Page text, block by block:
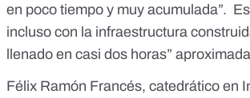
en poco tiempo y muy acumulada”.
incluso con la infraestructura
llenado en casi dos horas”
Félix Ramón Francés, catedrático en